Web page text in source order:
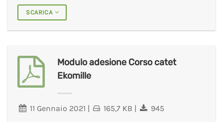
SCARICA
Modulo adesione Corso catet
Ekomille
11 Gennaio 2021 | 165,7 KB | 945